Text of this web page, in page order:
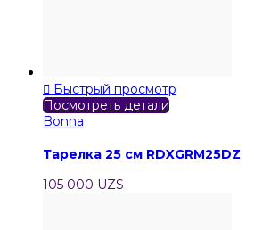
 Быстрый просмотр
Посмотреть детали
Bonna
Тарелка 25 см RDXGRM25DZ
105 000 UZS